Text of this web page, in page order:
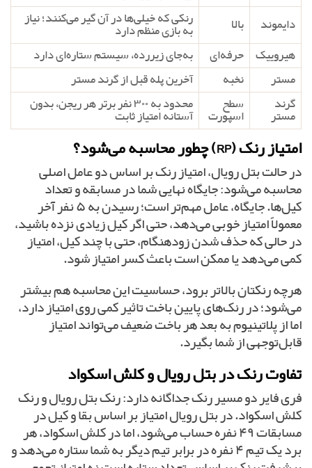
دایموند
بالا رنکی که خیلی‌ها در آن گیر می‌کنند؛ نیاز
به بازی منظم دارد
هیروییک
حرفه‌ای
به‌جای زیررده، سیستم ستاره‌ای دارد
مستر
نخبه
آخرین پله قبل از گرند مستر
گرند
مستر
سطح
اسپورت
محدود به ۳۰۰ نفر برتر هر ریجن، بدون
آستانه امتیاز ثابت
امتیاز رنک (RP) چطور محاسبه می‌شود؟
در حالت بتل رویال، امتیاز رنک بر اساس دو عامل اصلی
محاسبه می‌شود: جایگاه نهایی شما در مسابقه و تعداد
کیل‌ها. جایگاه، عامل مهم‌تر است؛ رسیدن به ۵ نفر آخر
معمولاً امتیاز خوبی می‌دهد، حتی اگر کیل زیادی نزده باشید،
در حالی که حذف شدن زودهنگام، حتی با چند کیل، امتیاز
کمی می‌دهد یا ممکن است باعث کسر امتیاز شود.
هرچه رنکتان بالاتر برود، حساسیت این محاسبه هم بیشتر
می‌شود؛ در رنک‌های پایین باخت تاثیر کمی روی امتیاز دارد،
اما از پلاتینیوم به بعد هر باخت ضعیف می‌تواند امتیاز
قابل‌توجهی از شما بگیرد.
تفاوت رنک در بتل رویال و کلش اسکواد
فری فایر دو مسیر رنک جداگانه دارد: رنک بتل رویال و رنک
کلش اسکواد. در بتل رویال امتیاز بر اساس بقا و کیل در
مسابقات ۴۹ نفره حساب می‌شود، اما در کلش اسکواد، هر
برد یک تیم ۴ نفره در برابر تیم دیگر به شما ستاره می‌دهد و